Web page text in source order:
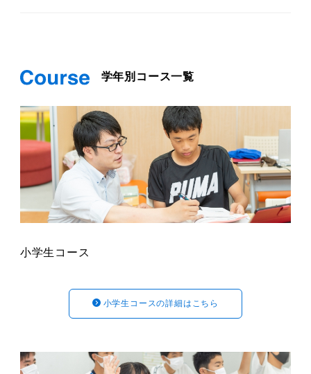
学年別コース一覧
小学生コース
小学生コースの詳細はこちら